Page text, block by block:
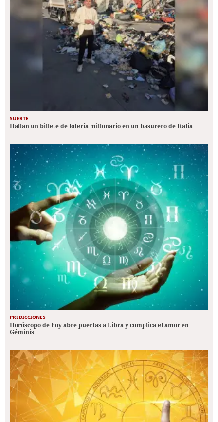
SUERTE
Hallan un billete de lotería millonario en un basurero de Italia
PREDICCIONES
Horóscopo de hoy abre puertas a Libra y complica el amor en
Géminis